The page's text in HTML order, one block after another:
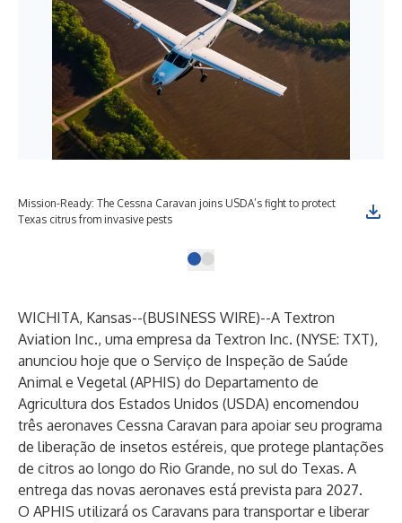
Mission-Ready: The Cessna Caravan joins USDA’s fight to protect
Texas citrus from invasive pests
WICHITA, Kansas--(BUSINESS WIRE)--A Textron
Aviation Inc., uma empresa da Textron Inc. (NYSE: TXT),
anunciou hoje que o Serviço de Inspeção de Saúde
Animal e Vegetal (APHIS) do Departamento de
Agricultura dos Estados Unidos (USDA) encomendou
três aeronaves Cessna Caravan para apoiar seu programa
de liberação de insetos estéreis, que protege plantações
de citros ao longo do Rio Grande, no sul do Texas. A
entrega das novas aeronaves está prevista para 2027.
O APHIS utilizará os Caravans para transportar e liberar